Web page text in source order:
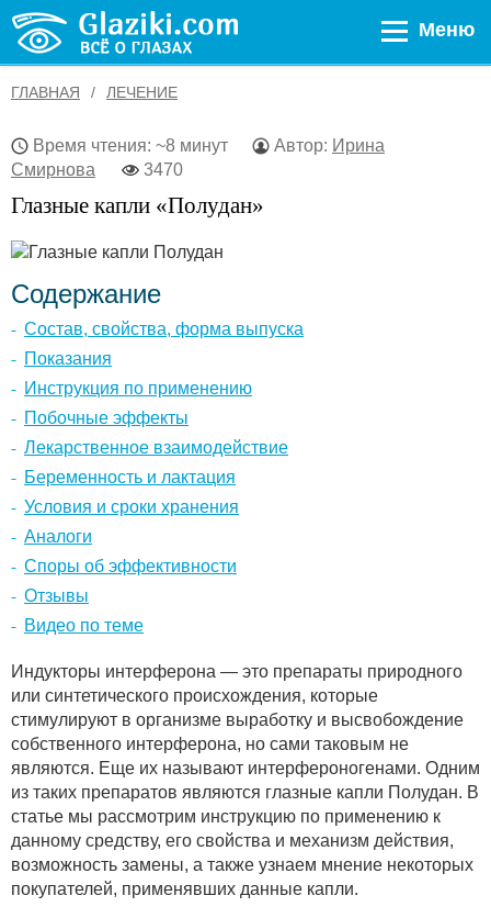
Меню
ГЛАВНАЯ ЛЕЧЕНИЕ
Время чтения: ~8 минут Автор: Ирина
Смирнова
3470
Глазные капли «Полудан»
Содержание
Состав, свойства, форма выпуска
Показания
Инструкция по применению
Побочные эффекты
Лекарственное взаимодействие
Беременность и лактация
Условия и сроки хранения
Аналоги
Споры об эффективности
Отзывы
Видео по теме
Индукторы интерферона — это препараты природного
или синтетического происхождения, которые
стимулируют в организме выработку и высвобождение
собственного интерферона, но сами таковым не
являются. Еще их называют интерфероногенами. Одним
из таких препаратов являются глазные капли Полудан. В
статье мы рассмотрим инструкцию по применению к
данному средству, его свойства и механизм действия,
возможность замены, а также узнаем мнение некоторых
покупателей, применявших данные капли.